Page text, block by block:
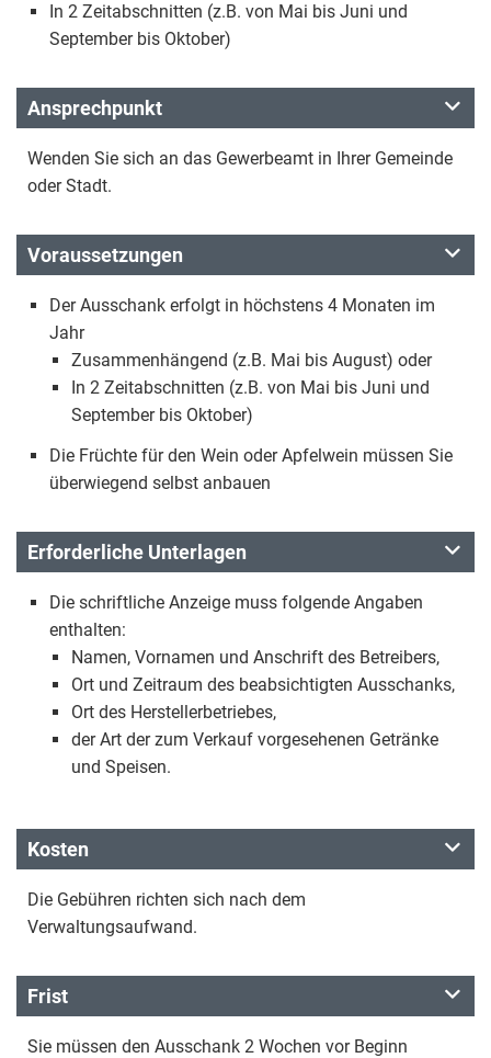
In 2 Zeitabschnitten (z.B. von Mai bis Juni und
September bis Oktober)
Ansprechpunkt
Wenden Sie sich an das Gewerbeamt in Ihrer Gemeinde
oder Stadt.
Voraussetzungen
Der Ausschank erfolgt in höchstens 4 Monaten im
Jahr
Zusammenhängend (z.B. Mai bis August) oder
In 2 Zeitabschnitten (z.B. von Mai bis Juni und
September bis Oktober)
Die Früchte für den Wein oder Apfelwein müssen Sie
überwiegend selbst anbauen
Erforderliche Unterlagen
Die schriftliche Anzeige muss folgende Angaben
enthalten:
Namen, Vornamen und Anschrift des Betreibers,
Ort und Zeitraum des beabsichtigten Ausschanks,
Ort des Herstellerbetriebes,
der Art der zum Verkauf vorgesehenen Getränke
und Speisen.
Kosten
Die Gebühren richten sich nach dem
Verwaltungsaufwand.
Frist
Sie müssen den Ausschank 2 Wochen vor Beginn